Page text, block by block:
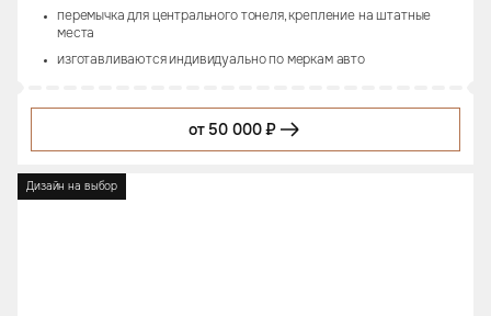
перемычка для центрального тонеля, крепление на штатные
места
изготавливаются индивидуально по меркам авто
от 50 000 ₽
Дизайн на выбор